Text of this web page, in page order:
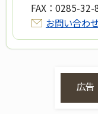
FAX： 0285-32-
お問い合わ
広告